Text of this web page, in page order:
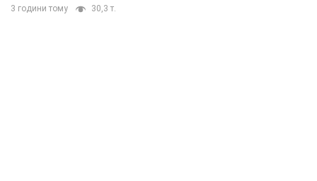
3 години тому 30,3 т.